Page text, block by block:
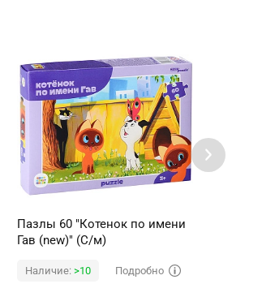
Пазлы 60 "Котенок по имени
Гав (new)" (С/м)
Наличие: >10 Подробно